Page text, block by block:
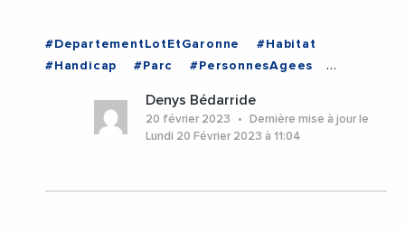
#DepartementLotEtGaronne
#Habitat
#Handicap
#Parc
#PersonnesAgees
#NouvelleAquitaine
Denys Bédarride
20 février 2023
Dernière mise à jour le
Lundi 20 Février 2023 à 11:04